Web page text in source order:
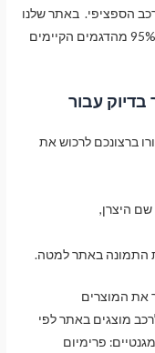
הספציפי. באתר שלנו
מצאו למעלה מ-650 דגמי הרכבים וזה כמעט 95% מהדגמים הקיימים
עבור
ברצונכם לרכוש את
היצרן,
התמונה באתר למטה.
את המוצרים
מוצגים באתר לפי
2 סוגי וילונות מגנטיים: פרימיום